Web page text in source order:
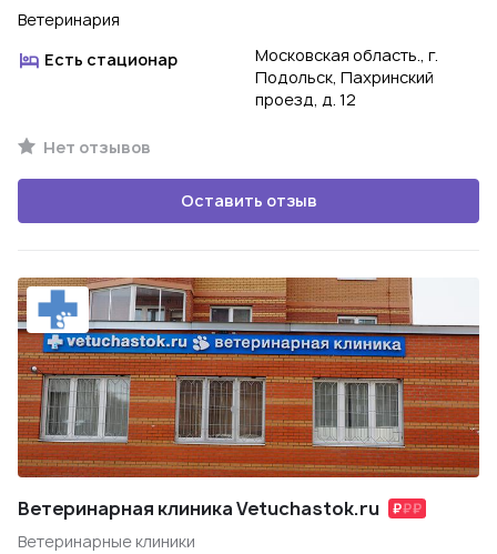
Ветеринария
Есть стационар
Московская область., г.
Подольск, Пахринский
проезд, д. 12
Нет отзывов
Оставить отзыв
Ветеринарная клиника Vetuchastok.ru
Ветеринарные клиники